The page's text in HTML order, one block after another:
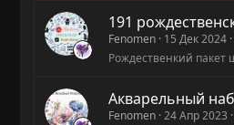
191
Fenomen 15 Дек 2024
Рождественкий пакет
Акварельный
Fenomen 24 Апр 2023